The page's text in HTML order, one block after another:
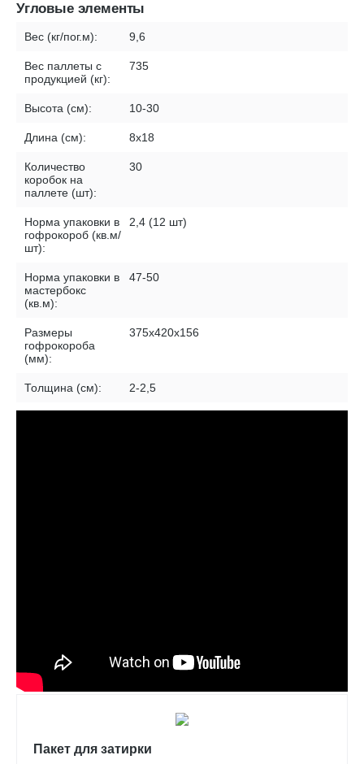
Угловые элементы
Вес (кг/пог.м): 9,6
Вес паллеты с
продукцией (кг):
735
Высота (см): 10-30
Длина (см): 8х18
Количество
коробок на
паллете (шт):
30
Норма упаковки в
гофрокороб (кв.м/
шт):
2,4 (12 шт)
Норма упаковки в
мастербокс
(кв.м):
47-50
Размеры
гофрокороба
(мм):
375х420х156
Толщина (см): 2-2,5
Пакет для затирки